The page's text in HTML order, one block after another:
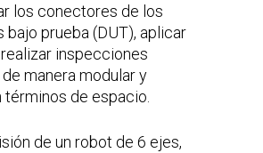
los conectores de los
bajo prueba (DUT), aplicar
inspecciones
manera modular y
términos de espacio.
de un robot de 6 ejes,